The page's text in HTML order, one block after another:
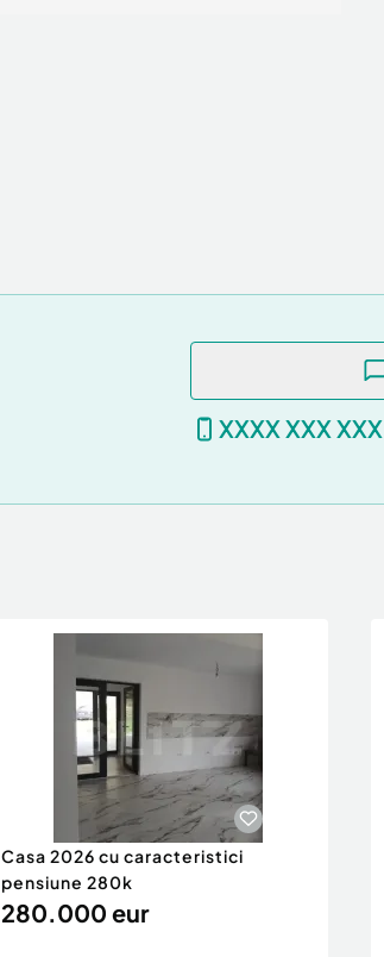
XXXX XXX XXX
Casa 2026 cu caracteristici
pensiune 280k
280.000 eur